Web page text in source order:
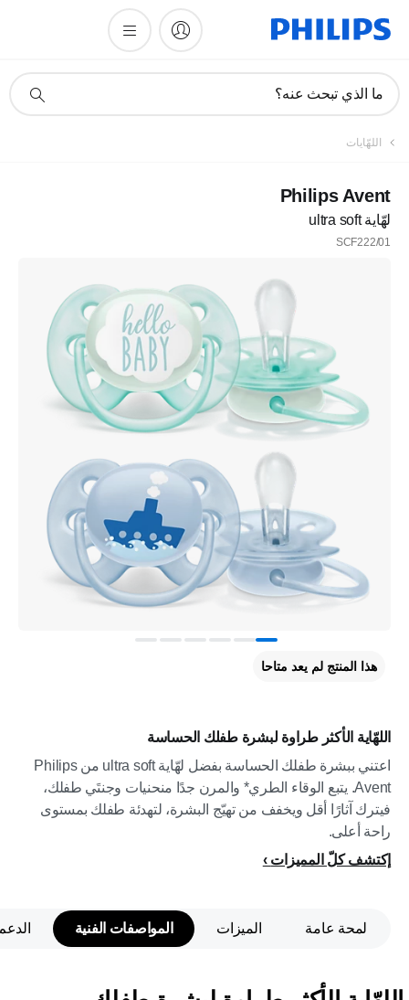
دعم
ما الذي تبحث عنه؟
اللهّايات
Philips Avent
لهّاية ultra soft
SCF222/01
اللهّاية الأكثر طراوة لبشرة طفلك الحساسة
اعتني ببشرة طفلك الحساسة بفضل لهّاية ultra soft من Philips
Avent. يتبع الوقاء الطري* والمرن جدًا منحنيات وجنتَي طفلك،
فيترك آثارًا أقل ويخفف من تهيّج البشرة، لتهدئة طفلك بمستوى
راحة أعلى.
إكتشف كلّ المميزات
هذا المنتج لم يعد متاحا
لمحة عامة الميزات المواصفات الفنية